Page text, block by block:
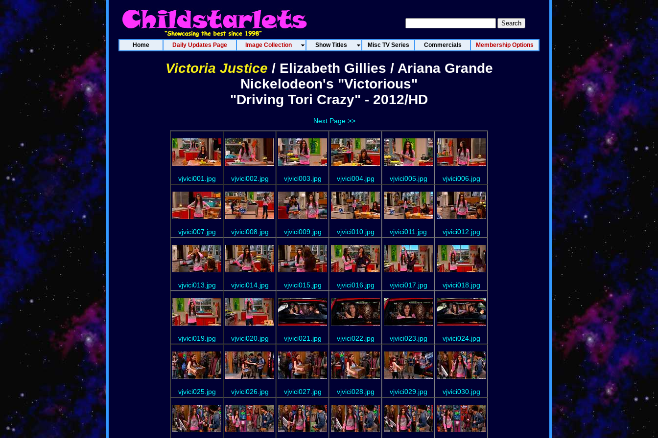
Home Daily Updates Page Image Collection Show Titles Misc TV Series Commercials Membership Options
Victoria Justice / Elizabeth Gillies / Ariana Grande
Nickelodeon's "Victorious"
"Driving Tori Crazy" - 2012/HD
Next Page >>
vjvici001.jpg vjvici002.jpg vjvici003.jpg vjvici004.jpg vjvici005.jpg vjvici006.jpg
vjvici007.jpg vjvici008.jpg vjvici009.jpg vjvici010.jpg vjvici011.jpg vjvici012.jpg
vjvici013.jpg vjvici014.jpg vjvici015.jpg vjvici016.jpg vjvici017.jpg vjvici018.jpg
vjvici019.jpg vjvici020.jpg vjvici021.jpg vjvici022.jpg vjvici023.jpg vjvici024.jpg
vjvici025.jpg vjvici026.jpg vjvici027.jpg vjvici028.jpg vjvici029.jpg vjvici030.jpg